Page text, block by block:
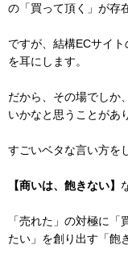
の「買って頂く」が存
ですが、結構ECサイ
を耳にします。
だから、その場でしか
いかなと思うことがあ
すごいベタな言い方を
【商いは、飽きない】
「売れた」の対極に
たい」を創り出す「飽